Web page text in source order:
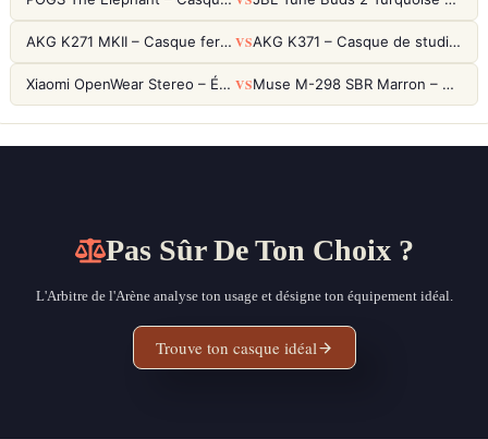
AKG K271 MKII – Casque fermé studio fiable pour une écoute neutre VS AKG K371 – Casque de studio fermé 50mm titane, réponse 5Hz-50kHz
Xiaomi OpenWear Stereo – Écouteurs Open-Ear Hi-Res avec réduction de fuite sonore VS Muse M-298 SBR Marron – Casque Bluetooth ANC avec 66h d'autonomie
Pas Sûr De Ton Choix ?
L'Arbitre de l'Arène analyse ton usage et désigne ton équipement idéal.
Trouve ton casque idéal